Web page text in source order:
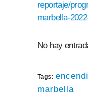
reportaje/
marbella-
No hay
Tags:
marbella